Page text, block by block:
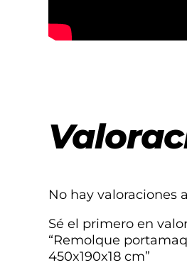
No hay valoraciones
Sé el primero en
“Remolque
450x190x18 cm”